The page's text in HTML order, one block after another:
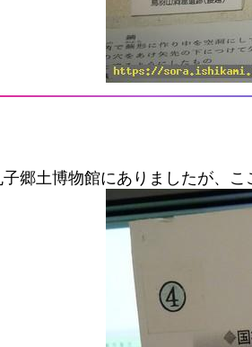
郷土博物館にありましたが、こ